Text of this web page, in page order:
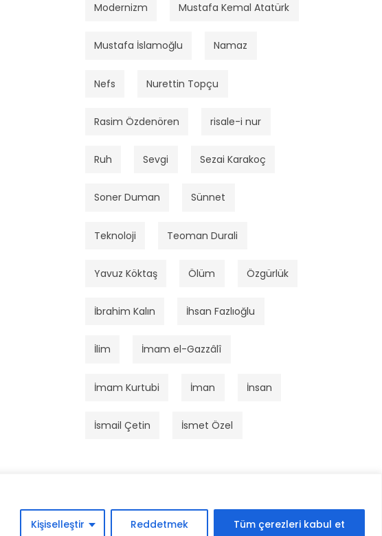
Kişiselleştir Reddetmek Tüm çerezleri kabul et
Modernizm Mustafa Kemal Atatürk
Mustafa İslamoğlu Namaz
Nefs Nurettin Topçu
Rasim Özdenören risale-i nur
Ruh Sevgi Sezai Karakoç
Soner Duman Sünnet
Teknoloji Teoman Durali
Yavuz Köktaş Ölüm Özgürlük
İbrahim Kalın İhsan Fazlıoğlu
İlim İmam el-Gazzâlî
İmam Kurtubi İman İnsan
İsmail Çetin İsmet Özel
İletişim